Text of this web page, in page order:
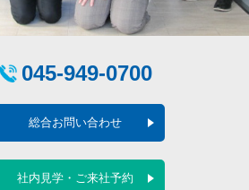
045-949-0700
総合お問い合わせ
社内見学・ご来社予約